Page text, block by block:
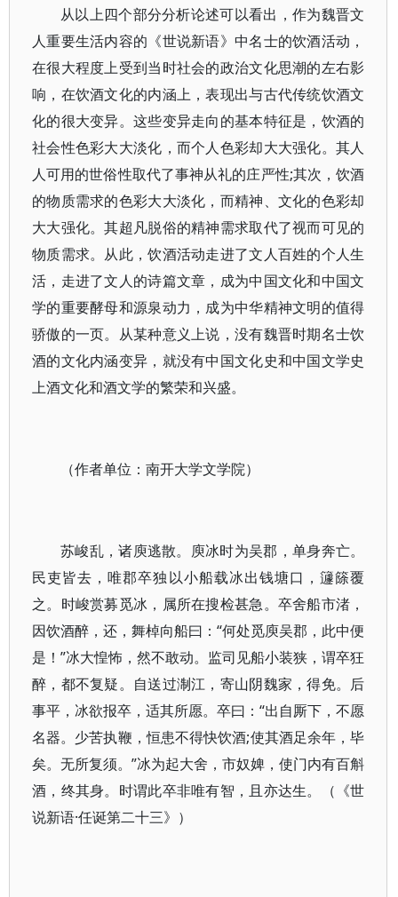
从以上四个部分分析论述可以看出，作为魏晋文
人重要生活内容的《世说新语》中名士的饮酒活动，
在很大程度上受到当时社会的政治文化思潮的左右影
响，在饮酒文化的内涵上，表现出与古代传统饮酒文
化的很大变异。这些变异走向的基本特征是，饮酒的
社会性色彩大大淡化，而个人色彩却大大强化。其人
人可用的世俗性取代了事神从礼的庄严性;其次，饮酒
的物质需求的色彩大大淡化，而精神、文化的色彩却
大大强化。其超凡脱俗的精神需求取代了视而可见的
物质需求。从此，饮酒活动走进了文人百姓的个人生
活，走进了文人的诗篇文章，成为中国文化和中国文
学的重要酵母和源泉动力，成为中华精神文明的值得
骄傲的一页。从某种意义上说，没有魏晋时期名士饮
酒的文化内涵变异，就没有中国文化史和中国文学史
上酒文化和酒文学的繁荣和兴盛。
（作者单位：南开大学文学院）
苏峻乱，诸庾逃散。庾冰时为吴郡，单身奔亡。
民吏皆去，唯郡卒独以小船载冰出钱塘口，籧篨覆
之。时峻赏募觅冰，属所在搜检甚急。卒舍船市渚，
因饮酒醉，还，舞棹向船曰：“何处觅庾吴郡，此中便
是！”冰大惶怖，然不敢动。监司见船小装狭，谓卒狂
醉，都不复疑。自送过淛江，寄山阴魏家，得免。后
事平，冰欲报卒，适其所愿。卒曰：“出自厮下，不愿
名器。少苦执鞭，恒患不得快饮酒;使其酒足余年，毕
矣。无所复须。”冰为起大舍，市奴婢，使门内有百斛
酒，终其身。时谓此卒非唯有智，且亦达生。（《世
说新语·任诞第二十三》）